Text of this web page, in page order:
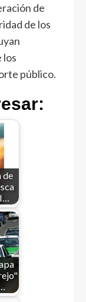
de
de los
los
público.
de